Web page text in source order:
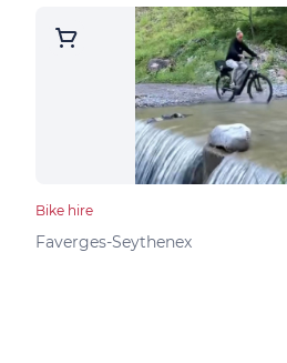
Bike hire
Faverges-Seythenex